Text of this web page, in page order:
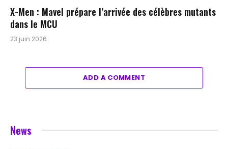
X-Men : Mavel prépare l’arrivée des célèbres mutants
dans le MCU
23 juin 2026
ADD A COMMENT
News